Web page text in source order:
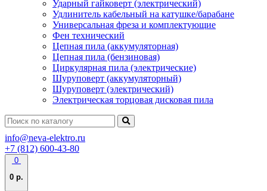
Ударный гайковерт (электрический)
Удлинитель кабельный на катушке/барабане
Универсальная фреза и комплектующие
Фен технический
Цепная пила (аккумуляторная)
Цепная пила (бензиновая)
Циркулярная пила (электрические)
Шуруповерт (аккумуляторный)
Шуруповерт (электрический)
Электрическая торцовая дисковая пила
info@neva-elektro.ru
+7 (812) 600-43-80
0
0 р.